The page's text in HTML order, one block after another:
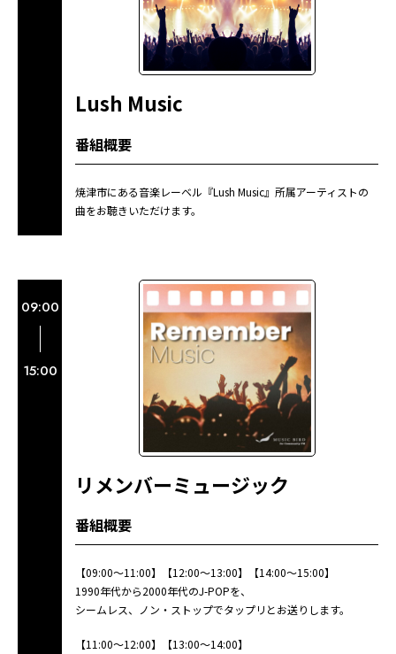
Lush Music
番組概要
焼津市にある音楽レーベル『Lush Music』所属アーティストの
曲をお聴きいただけます。
09:00
15:00
リメンバーミュージック
番組概要
【09:00〜11:00】【12:00〜13:00】【14:00〜15:00】
1990年代から2000年代のJ-POPを、
シームレス、ノン・ストップでタップリとお送りします。
【11:00〜12:00】【13:00〜14:00】